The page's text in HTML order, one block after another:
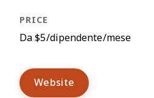
Da $5/dipendente/mese
Website